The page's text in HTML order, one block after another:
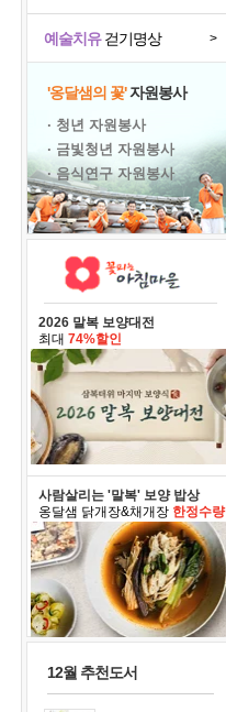
예술치유걷기명상 >
'옹달샘의 꽃'자원봉사
· 청년 자원봉사
· 금빛청년 자원봉사
· 음식연구 자원봉사
2026 말복 보양대전
최대 74%할인
사람살리는 '말복' 보양 밥상
옹달샘 닭개장&채개장 한정수량
12월 추천도서